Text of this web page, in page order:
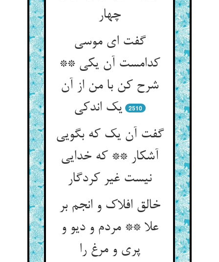
چهار
گفت ای موسی
کدامست آن یکی **
شرح کن با من از آن
یک اندکی
2510
گفت آن یک که بگویی
آشکار ** که خدایی
نیست غیر کردگار
خالق افلاک و انجم بر
علا ** مردم و دیو و
پری و مرغ را